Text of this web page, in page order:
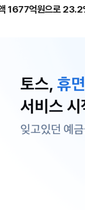
1677억원으로